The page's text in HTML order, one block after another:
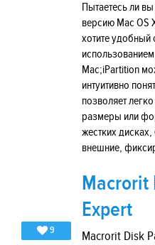
Пытаетесь ли
версию Mac OS
хотите удобный
Mac;iPartition
интуитивно
позволяет
размеры или
жестких дисках,
внешние,
9
Macrorit
Expert
Macrorit Disk